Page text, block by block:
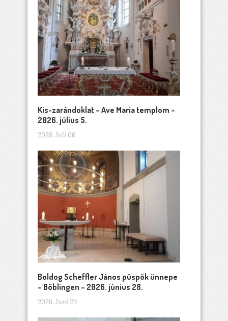
Kis-zarándoklat – Ave Maria templom –
2026. július 5.
2026. Juli 06
Boldog Scheffler János püspök ünnepe
– Böblingen – 2026. június 28.
2026. Juni 29